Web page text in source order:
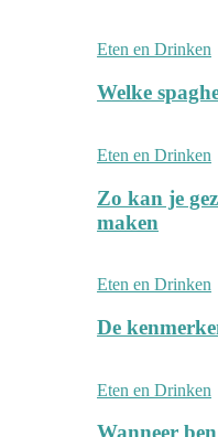
Eten en Drinken
Welke
Eten en Drinken
Zo kan je
maken
Eten en Drinken
De
Eten en Drinken